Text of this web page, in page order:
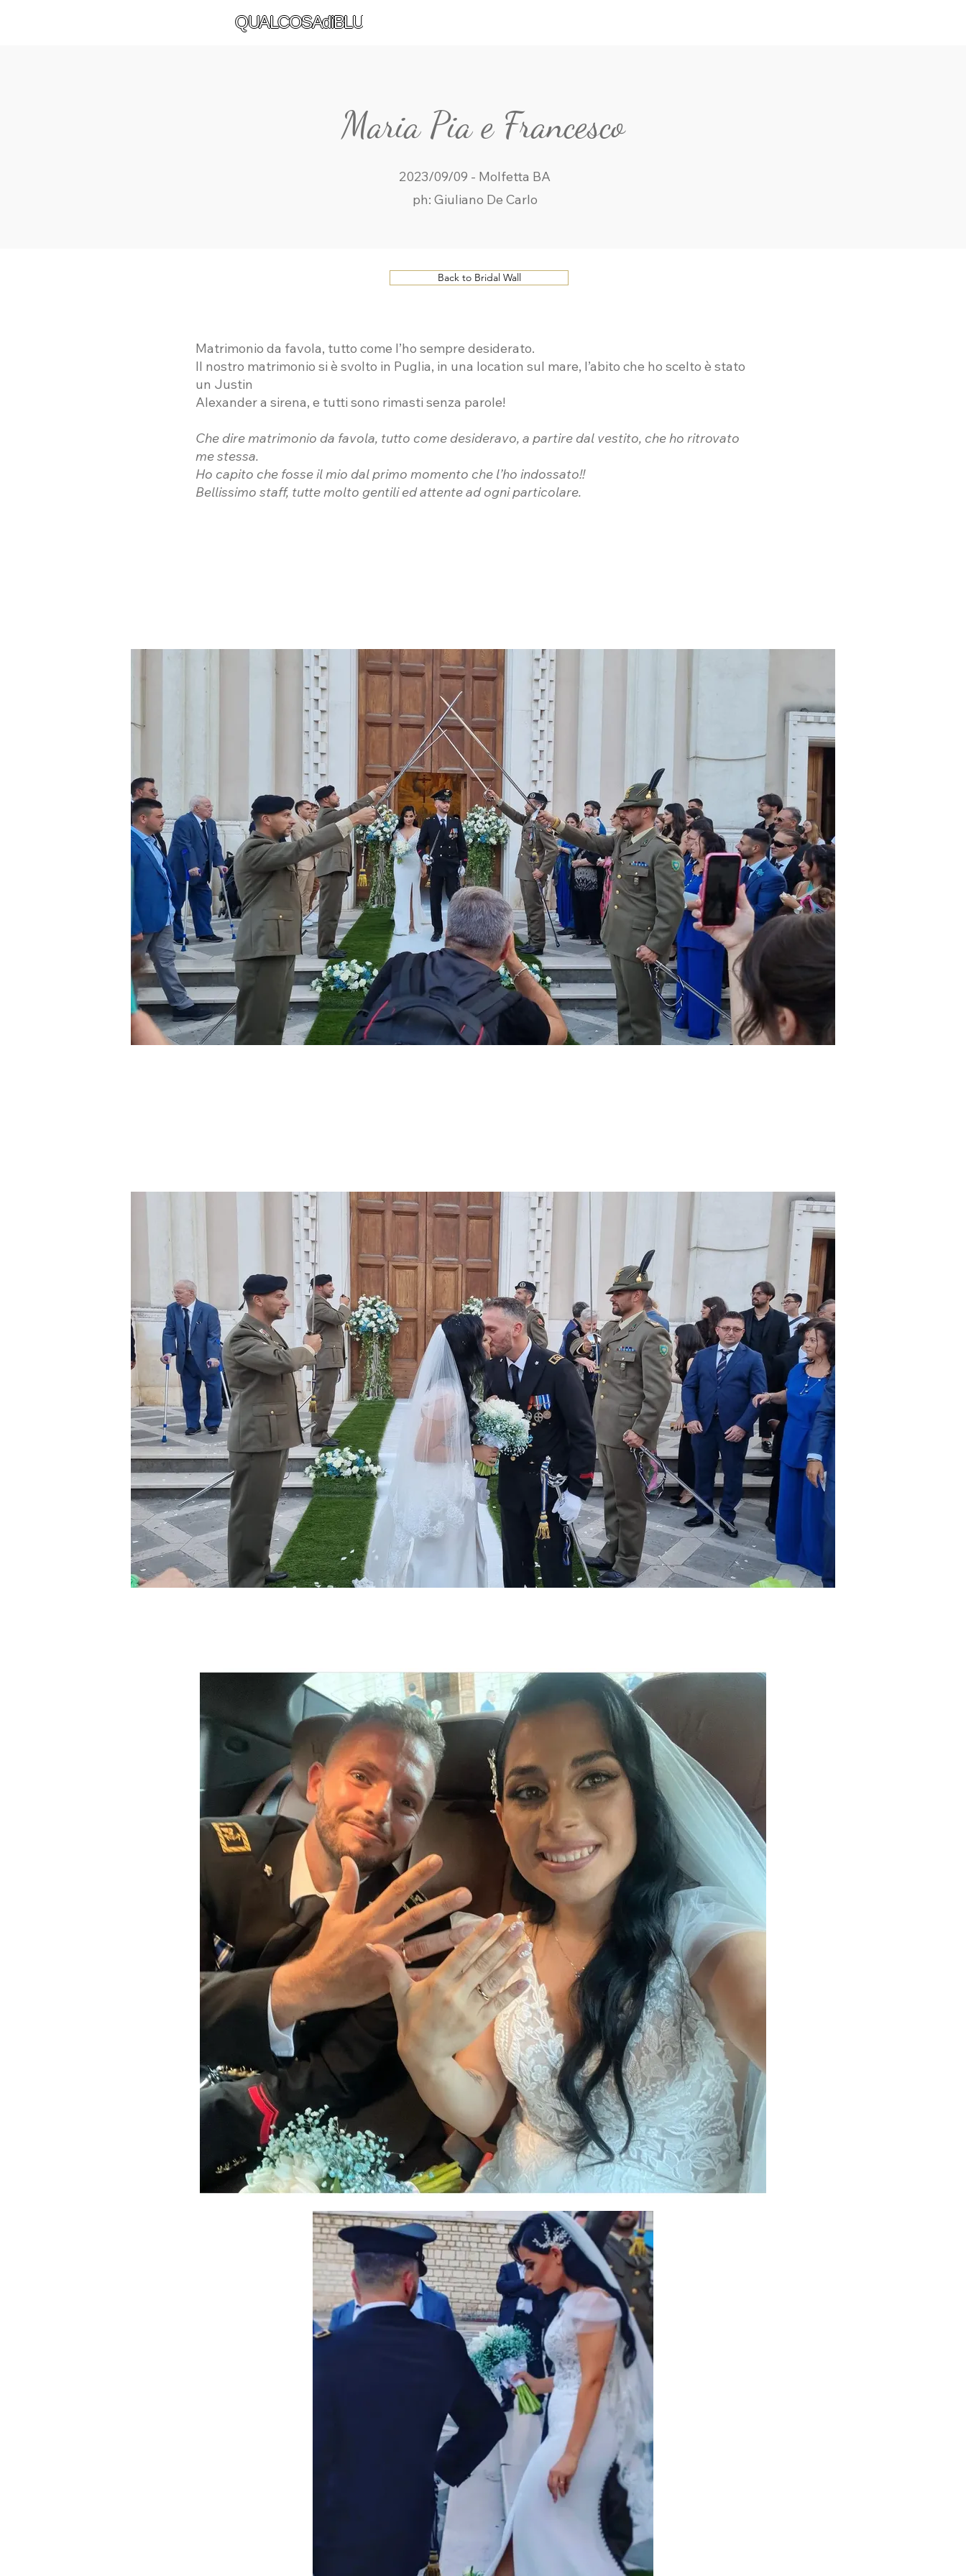
QUALCOSAdiBLU
Matrimonio da favola, tutto come l’ho sempre desiderato.
Il nostro matrimonio si è svolto in Puglia, in una location sul mare, l’abito che ho scelto è stato
un Justin
Alexander a sirena, e tutti sono rimasti senza parole!
Che dire matrimonio da favola, tutto come desideravo, a partire dal vestito, che ho ritrovato
me stessa.
Ho capito che fosse il mio dal primo momento che l’ho indossato!!
Bellissimo staff, tutte molto gentili ed attente ad ogni particolare.
Maria Pia e Francesco
2023/09/09 - Molfetta BA
ph: Giuliano De Carlo
Back to Bridal Wall